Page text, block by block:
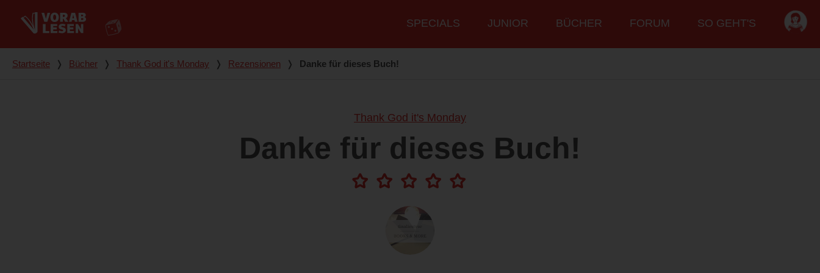
Hauptmenü
SPECIALS JUNIOR BÜCHER FORUM SO GEHT'S
Du bist hier
Startseite ❭ Bücher ❭ Thank God it's Monday ❭ Rezensionen ❭ Danke für dieses Buch!
Thank God it's Monday
Danke für dieses Buch!